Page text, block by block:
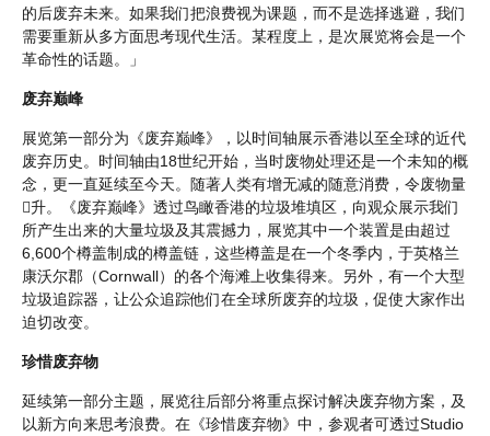
的后废弃未来。如果我们把浪费视为课题，而不是选择逃避，我们
需要重新从多方面思考现代生活。某程度上，是次展览将会是一个
革命性的话题。」
废弃巅峰
展览第一部分为《废弃巅峰》，以时间轴展示香港以至全球的近代
废弃历史。时间轴由18世纪开始，当时废物处理还是一个未知的概
念，更一直延续至今天。随著人类有增无减的随意消费，令废物量
𩙪升。《废弃巅峰》透过鸟瞰香港的垃圾堆填区，向观众展示我们
所产生出来的大量垃圾及其震撼力，展览其中一个装置是由超过
6,600个樽盖制成的樽盖链，这些樽盖是在一个冬季内，于英格兰
康沃尔郡（Cornwall）的各个海滩上收集得来。另外，有一个大型
垃圾追踪器，让公众追踪他们在全球所废弃的垃圾，促使大家作出
迫切改变。
珍惜废弃物
延续第一部分主题，展览往后部分将重点探讨解决废弃物方案，及
以新方向来思考浪费。在《珍惜废弃物》中，参观者可透过Studio